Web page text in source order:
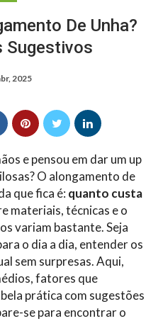
De Unha?
Sugestivos
2025
e pensou em dar um up
O alongamento de
que fica é: quanto custa
materiais, técnicas e o
variam bastante. Seja
o dia a dia, entender os
sem surpresas. Aqui,
fatores que
prática com sugestões
se para encontrar o